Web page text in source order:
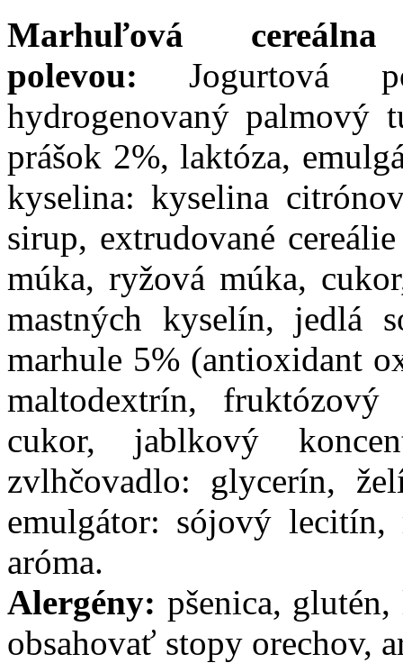
Marhuľová
polevou:Jogurtová
hydrogenovaný palmový
prášok 2%, laktóza,
kyselina: kyselina
sirup, extrudované
múka, ryžová múka,
mastných kyselín, jedlá
marhule 5% (antioxidant
maltodextrín,
cukor, jablkový
zvlhčovadlo: glycerín,
emulgátor: sójový
aróma.
Alergény: pšenica,
obsahovať stopy orechov,